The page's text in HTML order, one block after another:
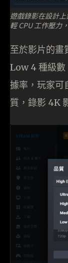
遊戲錄影在設計
輕 CPU 工作壓力
至於影片的
Low 4 種級數
據率，玩家可
質，錄影 4K